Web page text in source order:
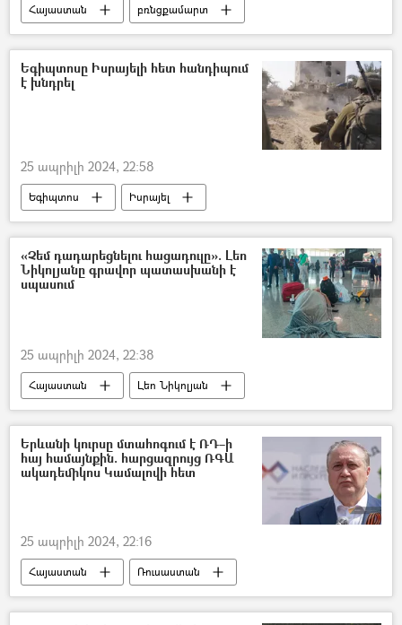
Հայաստան
բռնցքամարտ
Սպորտ
Նարեկ Մանասյան
Արթուր Բազեյան
Եգիպտոսը Իսրայելի հետ հանդիպում
է խնդրել
25 ապրիլի 2024, 22:58
Եգիպտոս
Իսրայել
Գազայի հատված
«Չեմ դադարեցնելու հացադուլը». Լեո
Նիկոլյանը գրավոր պատասխանի է
սպասում
25 ապրիլի 2024, 22:38
Հայաստան
Լեո Նիկոլյան
«Զվարթնոց» օդանավակայան
հացադուլ
Երևանի կուրսը մտահոգում է ՌԴ–ի
հայ համայնքին. հարցազրույց ՌԳԱ
ակադեմիկոս Կամալովի հետ
25 ապրիլի 2024, 22:16
Հայաստան
Ռուսաստան
Հայաստան-Ռուսաստան համագործակցություն